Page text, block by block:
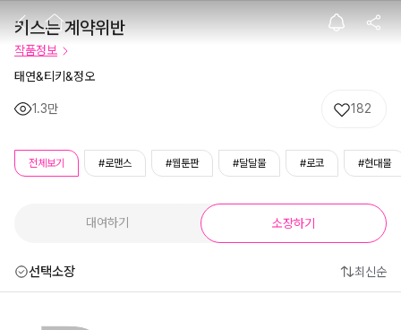
키스는 계약위반
키스는 계약위반
작품정보
태연&티키&정오
1.3만 182
전체보기 #로맨스 #웹툰판 #달달물 #로코 #현대물
대여하기 소장하기
선택소장 최신순